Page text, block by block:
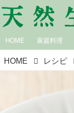
HOME 家庭料理
HOME レシピ